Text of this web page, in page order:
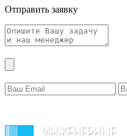
Отправить заявку